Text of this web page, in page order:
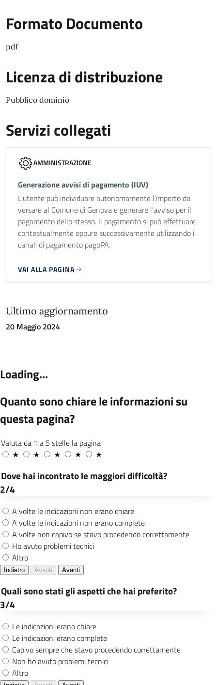
Formato Documento
pdf
Licenza di distribuzione
Pubblico dominio
Servizi collegati
AMMINISTRAZIONE
Generazione avvisi di pagamento (IUV)
L'utente può individuare autonomamente l’importo da
versare al Comune di Genova e generare l’avviso per il
pagamento dello stesso. Il pagamento si può effettuare
contestualmente oppure successivamente utilizzando i
canali di pagamento pagoPA.
VAI ALLA PAGINA
Ultimo aggiornamento
20 Maggio 2024